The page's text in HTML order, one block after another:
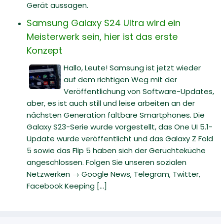
Gerät aussagen.
Samsung Galaxy S24 Ultra wird ein
Meisterwerk sein, hier ist das erste
Konzept
Hallo, Leute! Samsung ist jetzt wieder
auf dem richtigen Weg mit der
Veröffentlichung von Software-Updates,
aber, es ist auch still und leise arbeiten an der
nächsten Generation faltbare Smartphones. Die
Galaxy S23-Serie wurde vorgestellt, das One UI 5.1-
Update wurde veröffentlicht und das Galaxy Z Fold
5 sowie das Flip 5 haben sich der Gerüchteküche
angeschlossen. Folgen Sie unseren sozialen
Netzwerken → Google News, Telegram, Twitter,
Facebook Keeping [...]